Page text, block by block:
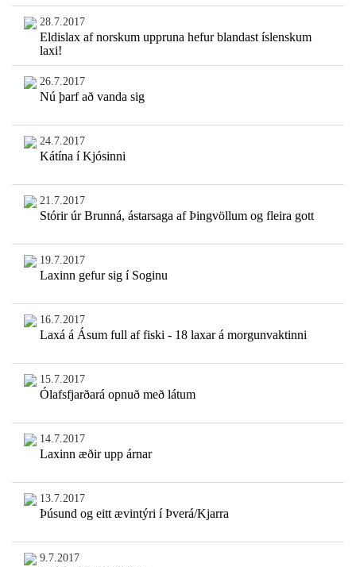
28.7.2017
Eldislax af norskum uppruna hefur blandast íslenskum
laxi!
26.7.2017
Nú þarf að vanda sig
24.7.2017
Kátína í Kjósinni
21.7.2017
Stórir úr Brunná, ástarsaga af Þingvöllum og fleira gott
19.7.2017
Laxinn gefur sig í Soginu
16.7.2017
Laxá á Ásum full af fiski - 18 laxar á morgunvaktinni
15.7.2017
Ólafsfjarðará opnuð með látum
14.7.2017
Laxinn æðir upp árnar
13.7.2017
Þúsund og eitt ævintýri í Þverá/Kjarra
9.7.2017